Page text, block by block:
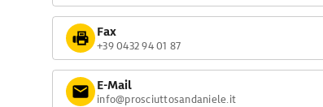
Fax
+39 0432 94 01 87
E-Mail
info@prosciuttosandaniele.it